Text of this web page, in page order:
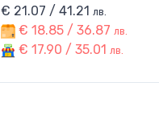
€ 21.07 / 41.21 лв.
€ 18.85 / 36.87 лв.
€ 17.90 / 35.01 лв.